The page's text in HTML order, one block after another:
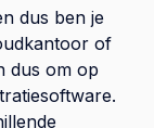
dus ben je
of
dus om op